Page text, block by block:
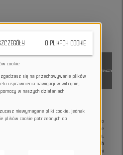
Sto dynamicznyrower dirt 26"
stworzony do
Lekka aluminiowa rama zapewnia szybkie
trików.
Kompaktowy rozmiar S sprawia,
dla niższych riderów lub osób preferujących
skutecznie tłumi
O PLIKACH COOKIE
cookie
się na przechowywanie plików
usprawnienia nawigacji w witrynie,
w naszych działaniach
niewymagane pliki cookie, jednak
plików cookie potrzebnych do